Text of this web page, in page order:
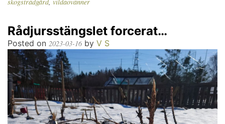
Rådjursstängslet forcerat…
Posted on 2023-03-16 by V S